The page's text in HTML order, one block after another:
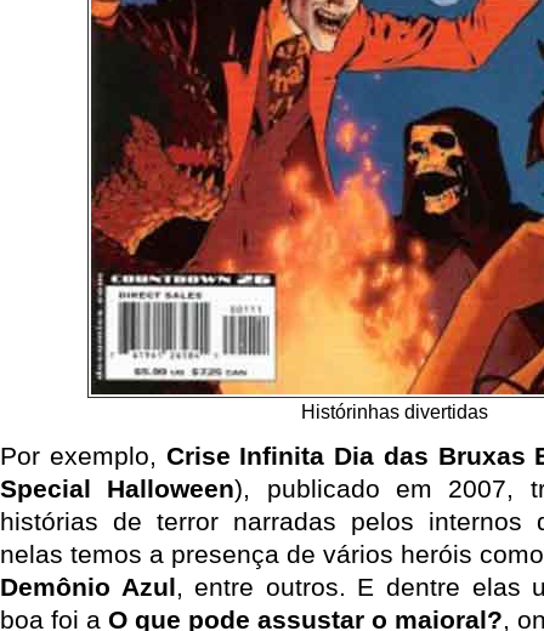
Histórinhas divertidas
Por exemplo, Crise Infinita Dia das Bruxas
Special Halloween), publicado em 2007,
histórias de terror narradas pelos
nelas temos a presença de vários heróis
Demônio Azul, entre outros. E dentre elas
boa foi a O que pode assustar o maioral?,